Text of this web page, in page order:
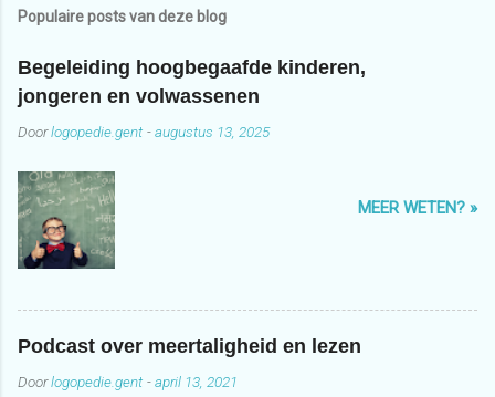
Populaire posts van deze blog
Begeleiding hoogbegaafde kinderen,
jongeren en volwassenen
Doorlogopedie.gent -augustus 13, 2025
MEER WETEN? »
Podcast over meertaligheid en lezen
Doorlogopedie.gent -april 13, 2021